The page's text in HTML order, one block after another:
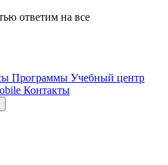
ответим на все
Программы Учебный центр
Контакты